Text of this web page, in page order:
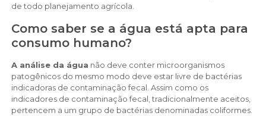
de todo planejamento agrícola.
Como saber se a água está apta para
consumo humano?
A análise da água não deve conter microorganismos
patogênicos do mesmo modo deve estar livre de bactérias
indicadoras de contaminação fecal. Assim como os
indicadores de contaminação fecal, tradicionalmente aceitos,
pertencem a um grupo de bactérias denominadas coliformes.